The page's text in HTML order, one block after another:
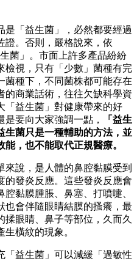
是「益生菌」，必然都要經過
證。否則，嚴格說來，依
菌」。市面上許多產品紛紛
檢視，只有「少數」菌種有完
菌種下，不同菌株都可能存在
的商業話術，往往欠缺科學資
「益生菌」對健康帶來的好
要向大家強調一點，
「益生
生菌只是一種輔助的方法，並
，也不能取代正規醫療。
來說，是人體的鼻腔黏膜受到
的發炎反應。這些發炎反應會
黏膜腫脹、鼻塞、打噴嚏、
也會伴隨眼睛結膜的搔癢，最
眼睛、鼻子等部位，久而久
橫紋的現象。
「益生菌」可以減緩「過敏性